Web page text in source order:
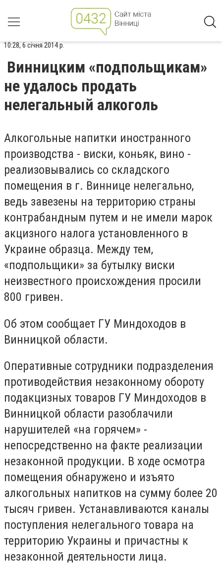
10:28, 6 січня 2014 р.
Винницким «подпольщикам»
не удалось продать
нелегальный алкоголь
Алкогольные напитки иностранного
производства - виски, коньяк, вино -
реализовывались со складского
помещения в г. Виннице нелегально,
ведь завезены на территорию страны
контрабандным путем и не имели марок
акцизного налога установленного в
Украине образца. Между тем,
«подпольщики» за бутылку виски
неизвестного происхождения просили
800 гривен.
Об этом сообщает ГУ Миндоходов в
Винницкой области.
Оперативные сотрудники подразделения
противодействия незаконному обороту
подакцизных товаров ГУ Миндоходов в
Винницкой области разоблачили
нарушителей «на горячем» -
непосредственно на факте реализации
незаконной продукции. В ходе осмотра
помещения обнаружено и изъято
алкогольных напитков на сумму более 20
тысяч гривен. Устанавливаются каналы
поступления нелегального товара на
территорию Украины и причастны к
незаконной деятельности лица.